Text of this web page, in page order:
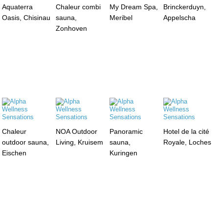
Aquaterra
Oasis, Chisinau
Chaleur combi
sauna,
Zonhoven
My Dream Spa,
Meribel
Brinckerduyn,
Appelscha
Chaleur
outdoor sauna,
Eischen
NOA Outdoor
Living, Kruisem
Panoramic
sauna,
Kuringen
Hotel de la cité
Royale, Loches